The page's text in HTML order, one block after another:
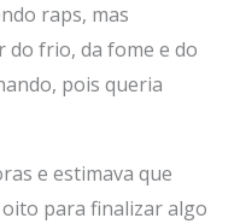
raps, mas
do frio, da fome e do
pois queria
e estimava que
para finalizar algo